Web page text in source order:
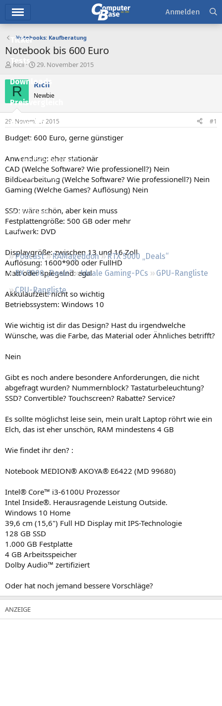
Ticker
Tests
Downloads
Preisvergleich
Forum
Aktuelles
Empfohlene Inhalte
Neue Beiträge
Neueste Aktivitäten
Leserartikel
Regeln
Podcast RAMageddon
RTX 5000 „Deals“
RX 9000 „Deals“
Ideale Gaming-PCs
GPU-Rangliste
CPU-Rangliste
Anmelden
Notebooks: Kaufberatung
Notebook bis 600 Euro
E
s
t
e
e
r
Ricii
E
s
e
t
a
29. November 2015
R Ricii
Newbie
29. November 2015 #1
Budget: 600 Euro, gerne günstiger
Anwendung: eher stationär
CAD (Welche Software? Wie professionell?) Nein
Bildbearbeitung (Welche Software? Wie professionell?) Nein
Gaming (Welche Games? Auflösung) Nein
SSD: wäre schön, aber kein muss
Festplattengröße: 500 GB oder mehr
Laufwerk: DVD
Displaygröße: zwischen 13 und 16 Zoll
Auflösung: 1600*900 oder FullHD
Matt oder spiegelnd: egal
Akkulaufzeit: nicht so wichtig
Betriebssystem: Windows 10
Wie wichtig ist dir das Design? Hast du irgendwelche
Wünsche, was die Farbe, das Material oder Ähnliches betrifft?
Nein
Gibt es noch andere besondere Anforderungen, die nicht
abgefragt wurden? Nummernblock? Tastaturbeleuchtung?
SSD? Convertible? Touchscreen? Rabatte? Service?
Es sollte möglichst leise sein, mein uralt Laptop röhrt wie ein
Elch, das ist eher unschön, RAM mindestens 4 GB
Wie findet ihr den? :
Notebook MEDION® AKOYA® E6422 (MD 99680)
Intel® Core™ i3-6100U Prozessor
Intel Inside®. Herausragende Leistung Outside.
Windows 10 Home
39,6 cm (15,6") Full HD Display mit IPS-Technologie
128 GB SSD
1.000 GB Festplatte
4 GB Arbeitsspeicher
Dolby Audio™ zertifiziert
Oder hat noch jemand bessere Vorschläge?